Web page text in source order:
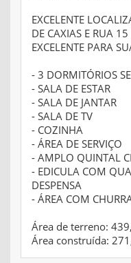
EXCELENTE
DE CAXIAS E RUA
EXCELENTE PARA
- 3 DORMITÓRIOS
- SALA DE ESTAR
- SALA DE JANTAR
- SALA DE TV
- COZINHA
- ÁREA DE SERVIÇO
- AMPLO QUINTAL
- EDICULA COM
DESPENSA
- ÁREA COM
Área de terreno:
Área construída: